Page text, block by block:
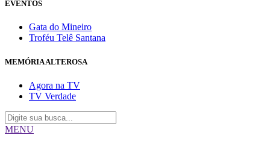
EVENTOS
Gata do Mineiro
Troféu Telê Santana
MEMÓRIA ALTEROSA
Agora na TV
TV Verdade
MENU